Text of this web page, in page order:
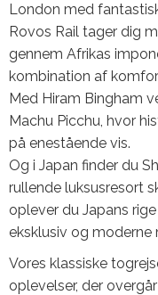
London med
Rovos Rail tager dig
gennem Afrikas
kombination af
Med Hiram Bingham
Machu Picchu, hvor
på enestående vis.
Og i Japan finder du
rullende luksusresort
oplever du Japans
eksklusiv og moderne
Vores klassiske
oplevelser, der